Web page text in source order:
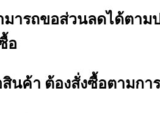
มารถขอส่วนลดได้ตาม
อ
นค้า ต้องสั่งซื้อตามกา